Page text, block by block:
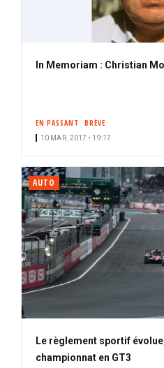
In Memoriam : Christian
EN PASSANT BRÈVE
10 MAR. 2017 • 19:17
AUTO
Le règlement sportif
championnat en GT3